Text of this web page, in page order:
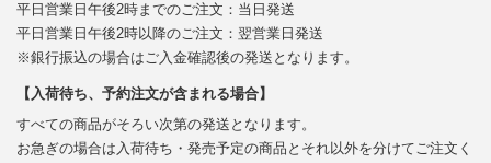
平日営業日午後2時までのご注文：当日発送
平日営業日午後2時以降のご注文：翌営業日発送
※銀行振込の場合はご入金確認後の発送となります。
【入荷待ち、予約注文が含まれる場合】
すべての商品がそろい次第の発送となります。
お急ぎの場合は入荷待ち・発売予定の商品とそれ以外を分けてご注文く